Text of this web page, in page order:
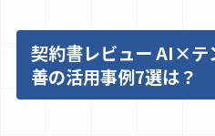
契約書レビュー AI×
善の活用事例7選は？